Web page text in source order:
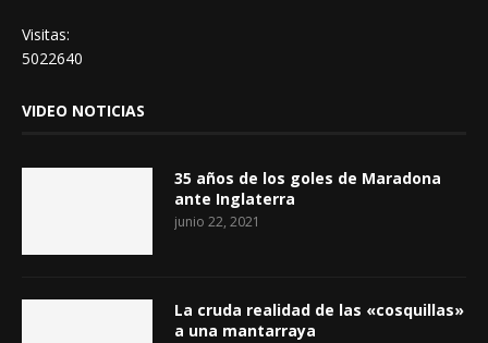
Visitas:
5022640
VIDEO NOTICIAS
35 años de los goles de Maradona
ante Inglaterra
junio 22, 2021
La cruda realidad de las «cosquillas»
a una mantarraya